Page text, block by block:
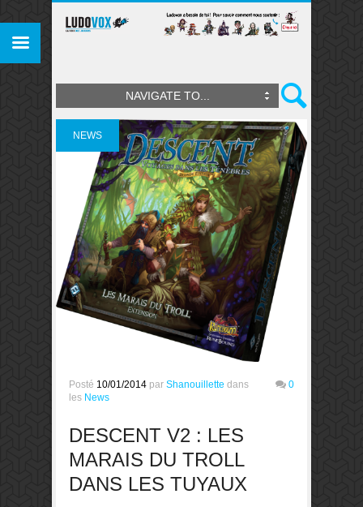
NAVIGATE TO...
NEWS
Posté 10/01/2014 par Shanouillette dans
les News
0
DESCENT V2 : LES
MARAIS DU TROLL
DANS LES TUYAUX